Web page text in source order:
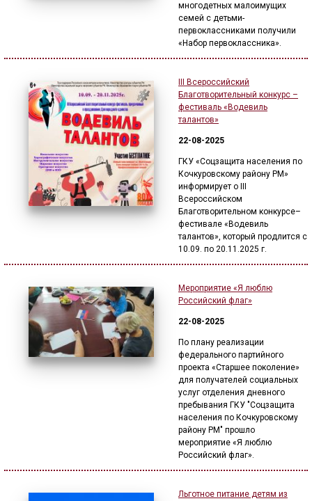
многодетных малоимущих
семей с детьми-
первоклассниками получили
«Набор первоклассника».
III Всероссийский
Благотворительный конкурс –
фестиваль «Водевиль
талантов»
22-08-2025
ГКУ «Соцзащита населения по
Кочкуровскому району РМ»
информирует о III
Всероссийском
Благотворительном конкурсе–
фестивале «Водевиль
талантов», который продлится с
10.09. по 20.11.2025 г.
Мероприятие «Я люблю
Российский флаг»
22-08-2025
По плану реализации
федерального партийного
проекта «Старшее поколение»
для получателей социальных
услуг отделения дневного
пребывания ГКУ "Соцзащита
населения по Кочкуровскому
району РМ" прошло
мероприятие «Я люблю
Российский флаг».
Льготное питание детям из